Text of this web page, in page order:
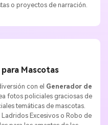
o proyectos de narración.
Mascotas
con el Generador de
fotos policiales graciosas de
temáticas de mascotas.
Excesivos o Robo de